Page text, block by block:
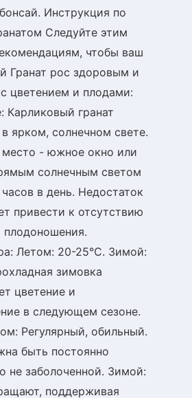
Инструкция по
Следуйте этим
чтобы ваш
Гранат рос здоровым и
цветением и плодами:
Карликовый гранат
ярком, солнечном свете.
место - южное окно или
солнечным светом
в день. Недостаток
привести к отсутствию
плодоношения.
Летом: 20-25°C. Зимой:
зимовка
цветение и
в следующем сезоне.
Регулярный, обильный.
быть постоянно
не заболоченной. Зимой:
поддерживая